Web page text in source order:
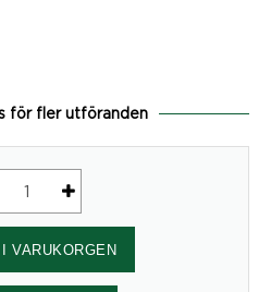
för fler utföranden
VARUKORGEN